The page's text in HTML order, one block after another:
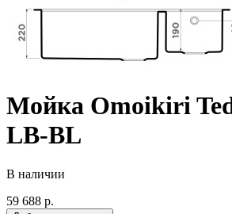
Мойка Omoikiri
LB-BL
В наличии
59 688 р.